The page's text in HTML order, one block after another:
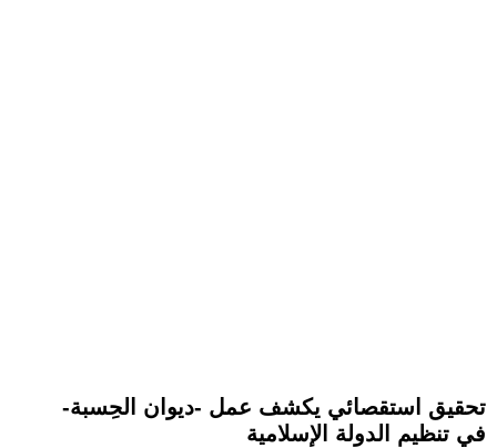
تحقيق استقصائي يكشف عمل -ديوان الحِسبة-
في تنظيم الدولة الإسلامية